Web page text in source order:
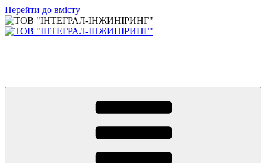
Перейти до вмісту